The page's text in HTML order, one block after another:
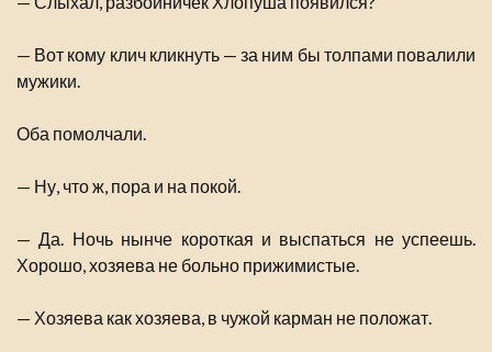
— Вот кому клич кликнуть — за ним бы толпами повалили
мужики.
Оба помолчали.
— Ну, что ж, пора и на покой.
— Да. Ночь нынче короткая и выспаться не успеешь.
Хорошо, хозяева не больно прижимистые.
— Хозяева как хозяева, в чужой карман не положат.